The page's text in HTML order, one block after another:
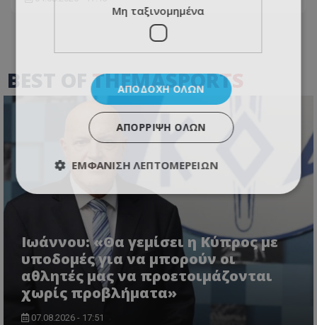
BEST OFTHEMASPORTS
Ιωάννου: «Θα γεμίσει η Κύπρος με
υποδομές για να μπορούν οι
αθλητές μας να προετοιμάζονται
χωρίς προβλήματα»
07.08.2026 - 17:51
Μη ταξινομημένα
ΑΠΟΔΟΧΉ ΌΛΩΝ
ΑΠΌΡΡΙΨΗ ΌΛΩΝ
ΕΜΦΆΝΙΣΗ ΛΕΠΤΟΜΕΡΕΙΏΝ